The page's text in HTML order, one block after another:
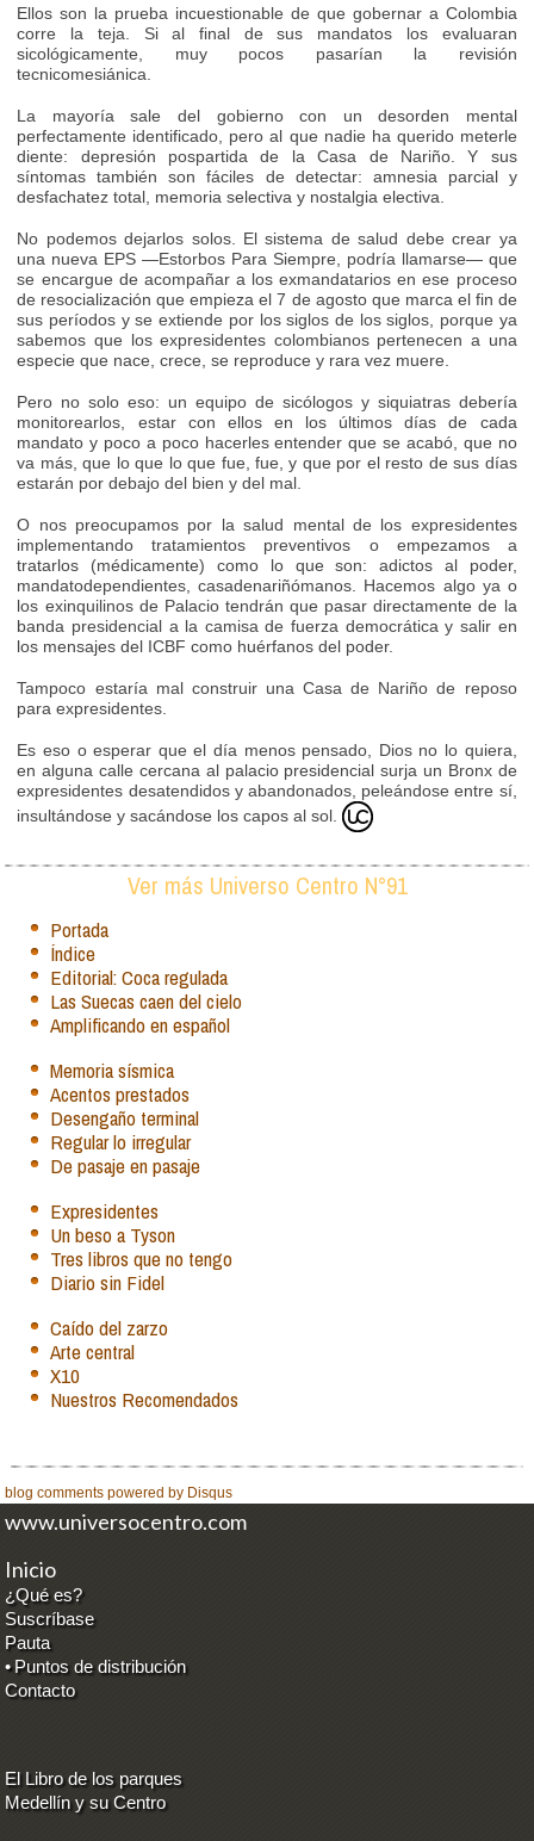
Ellos son la prueba incuestionable de que gobernar a Colombia
corre la teja. Si al final de sus mandatos los evaluaran
sicológicamente, muy pocos pasarían la revisión
tecnicomesiánica.
La mayoría sale del gobierno con un desorden mental
perfectamente identificado, pero al que nadie ha querido meterle
diente: depresión pospartida de la Casa de Nariño. Y sus
síntomas también son fáciles de detectar: amnesia parcial y
desfachatez total, memoria selectiva y nostalgia electiva.
No podemos dejarlos solos. El sistema de salud debe crear ya
una nueva EPS —Estorbos Para Siempre, podría llamarse— que
se encargue de acompañar a los exmandatarios en ese proceso
de resocialización que empieza el 7 de agosto que marca el fin de
sus períodos y se extiende por los siglos de los siglos, porque ya
sabemos que los expresidentes colombianos pertenecen a una
especie que nace, crece, se reproduce y rara vez muere.
Pero no solo eso: un equipo de sicólogos y siquiatras debería
monitorearlos, estar con ellos en los últimos días de cada
mandato y poco a poco hacerles entender que se acabó, que no
va más, que lo que lo que fue, fue, y que por el resto de sus días
estarán por debajo del bien y del mal.
O nos preocupamos por la salud mental de los expresidentes
implementando tratamientos preventivos o empezamos a
tratarlos (médicamente) como lo que son: adictos al poder,
mandatodependientes, casadenariñómanos. Hacemos algo ya o
los exinquilinos de Palacio tendrán que pasar directamente de la
banda presidencial a la camisa de fuerza democrática y salir en
los mensajes del ICBF como huérfanos del poder.
Tampoco estaría mal construir una Casa de Nariño de reposo
para expresidentes.
Es eso o esperar que el día menos pensado, Dios no lo quiera,
en alguna calle cercana al palacio presidencial surja un Bronx de
expresidentes desatendidos y abandonados, peleándose entre sí,
insultándose y sacándose los capos al sol.
Ver más Universo Centro N°91
Portada
Índice
Editorial: Coca regulada
Las Suecas caen del cielo
Amplificando en español
Memoria sísmica
Acentos prestados
Desengaño terminal
Regular lo irregular
De pasaje en pasaje
Expresidentes
Un beso a Tyson
Tres libros que no tengo
Diario sin Fidel
Caído del zarzo
Arte central
X10
Nuestros Recomendados
blog comments powered by Disqus
www.universocentro.com
Inicio
¿Qué es?
Suscríbase
Pauta
• Puntos de distribución
Contacto
El Libro de los parques
Medellín y su Centro